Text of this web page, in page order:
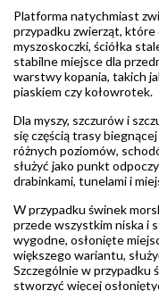
Platforma natychmiast
przypadku zwierząt, które
myszoskoczki, ściółka
stabilne miejsce dla
warstwy kopania, takich
piaskiem czy kołowrotek.
Dla myszy, szczurów i
się częścią trasy
różnych poziomów,
służyć jako punkt
drabinkami, tunelami i
W przypadku świnek
przede wszystkim niska i
wygodne, osłonięte
większego wariantu,
Szczególnie w przypadku
stworzyć więcej